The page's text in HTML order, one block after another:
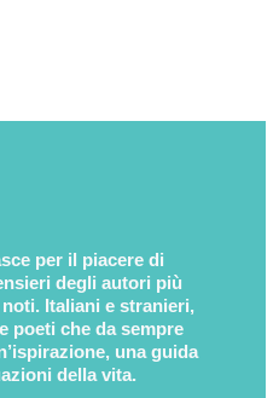
per il piacere di
degli autori più
Italiani e stranieri,
poeti che da sempre
una guida
della vita.